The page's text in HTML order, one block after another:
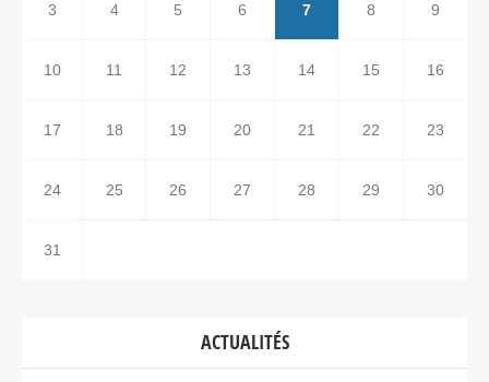
3 4 5 6 7 8 9
10 11 12 13 14 15 16
17 18 19 20 21 22 23
24 25 26 27 28 29 30
31
ACTUALITÉS